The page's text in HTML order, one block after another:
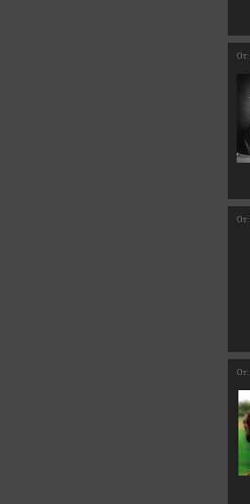
От:
От:
От: